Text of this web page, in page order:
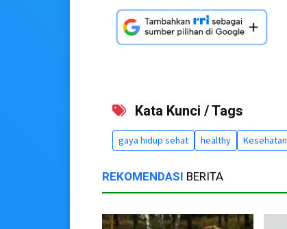
Kata Kunci / Tags
gaya hidup sehat healthy Kesehatan
REKOMENDASI BERITA